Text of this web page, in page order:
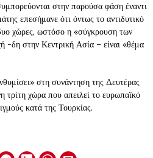
στην παρούσα φάση έναντι
επεσήμανε ότι όντως το αντιδυτικό
χώρες, ωστόσο η «σύγκρουση των
-δη στην Κεντρική Ασία – είναι «θέμα
στη συνάντηση της Δευτέρας
τρίτη χώρα που απειλεί το ευρωπαϊκό
κατά της Τουρκίας.